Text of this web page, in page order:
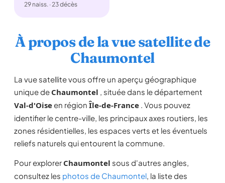
29 naiss. · 23 décès
À propos de la vue satellite de
Chaumontel
La vue satellite vous offre un aperçu géographique
unique de Chaumontel , située dans le département
Val-d'Oiseen région Île-de-France . Vous pouvez
identifier le centre-ville, les principaux axes routiers, les
zones résidentielles, les espaces verts et les éventuels
reliefs naturels qui entourent la commune.
Pour explorer Chaumontel sous d'autres angles,
consultez les photos de Chaumontel, la liste des